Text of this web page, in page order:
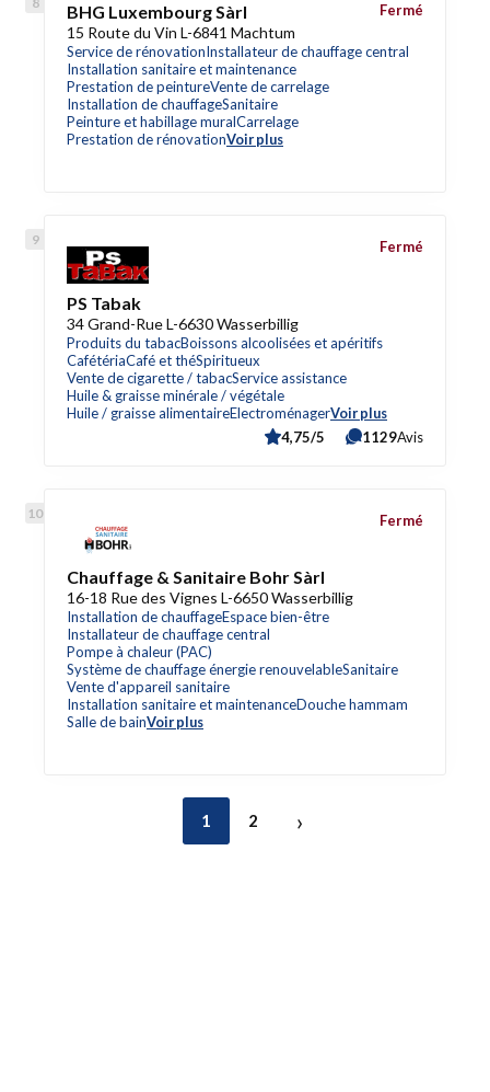
BHG Luxembourg Sàrl
15 Route du Vin L-6841 Machtum
Service de rénovationInstallateur de chauffage central
Installation sanitaire et maintenance
Prestation de peintureVente de carrelage
Installation de chauffageSanitaire
Peinture et habillage muralCarrelage
Prestation de rénovationVoir plus
Fermé
PS Tabak
34 Grand-Rue L-6630 Wasserbillig
Produits du tabacBoissons alcoolisées et apéritifs
CafétériaCafé et théSpiritueux
Vente de cigarette / tabacService assistance
Huile & graisse minérale / végétale
Huile / graisse alimentaireElectroménagerVoir plus
Fermé
4,75/5 1129Avis
Chauffage & Sanitaire Bohr Sàrl
16-18 Rue des Vignes L-6650 Wasserbillig
Installation de chauffageEspace bien-être
Installateur de chauffage central
Pompe à chaleur (PAC)
Système de chauffage énergie renouvelableSanitaire
Vente d'appareil sanitaire
Installation sanitaire et maintenanceDouche hammam
Salle de bainVoir plus
Fermé
1 2 ›